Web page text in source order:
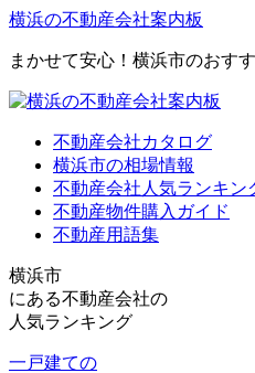
横浜の不動産会社案内板
まかせて安心！横浜市のおす
不動産会社カタログ
横浜市の相場情報
不動産会社人気ランキン
不動産物件購入ガイド
不動産用語集
横浜市
にある不動産会社の
人気ランキング
一戸建ての